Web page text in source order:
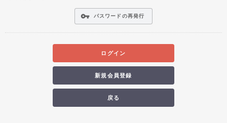
vpn_key パスワードの再発行
ログイン
新規会員登録
戻る